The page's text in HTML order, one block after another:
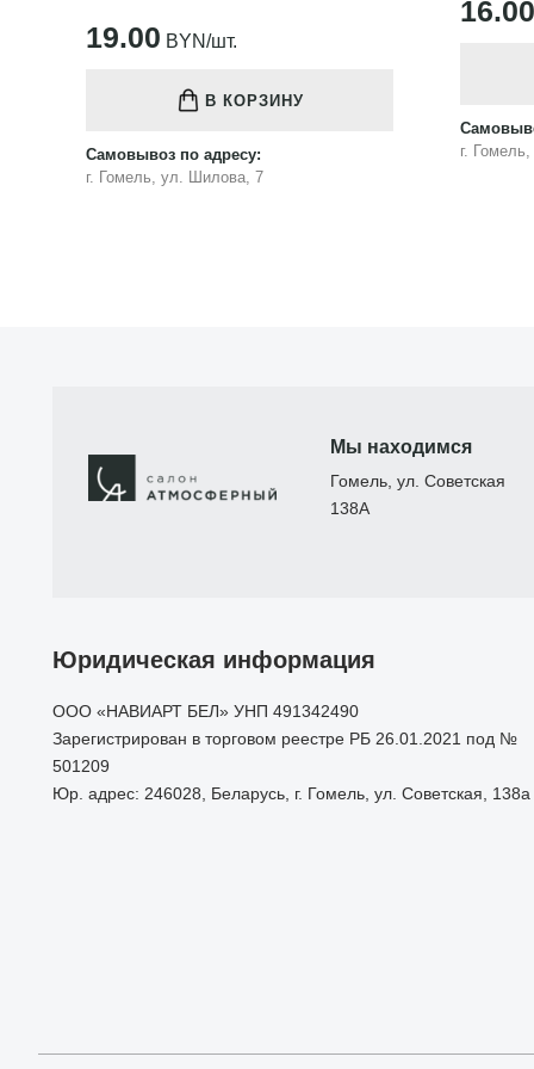
г. Гомель, ул. Шилова, 7
г.
Мы находимся
Гомель, ул. Советская
138А
Юридическая информация
ООО «НАВИАРТ БЕЛ» УНП 491342490
Зарегистрирован в торговом реестре РБ 26.01.2021 под №
501209
Юр. адрес: 246028, Беларусь, г. Гомель, ул. Советская, 138а